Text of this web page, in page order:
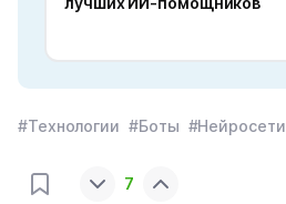
#Технологии #Боты #Нейросети
7